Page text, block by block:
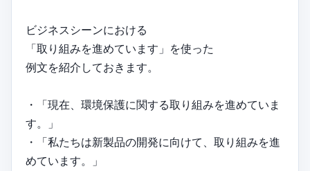
ビジネスシーンにおける
「取り組みを進めています」を使った
例文を紹介しておきます。
・「現在、環境保護に関する取り組みを進めていま
す。」
・「私たちは新製品の開発に向けて、取り組みを進
めています。」